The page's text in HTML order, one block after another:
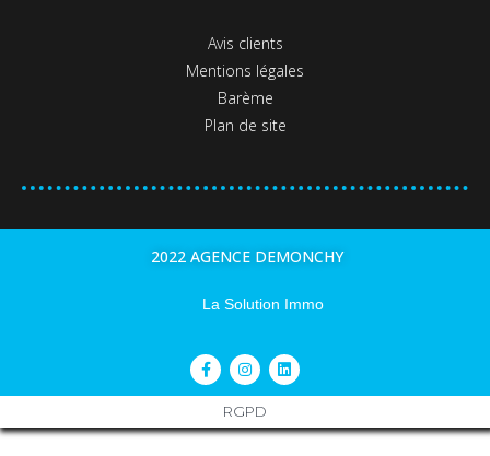
Avis clients
Mentions légales
Barème
Plan de site
2022 AGENCE DEMONCHY
La Solution Immo
RGPD